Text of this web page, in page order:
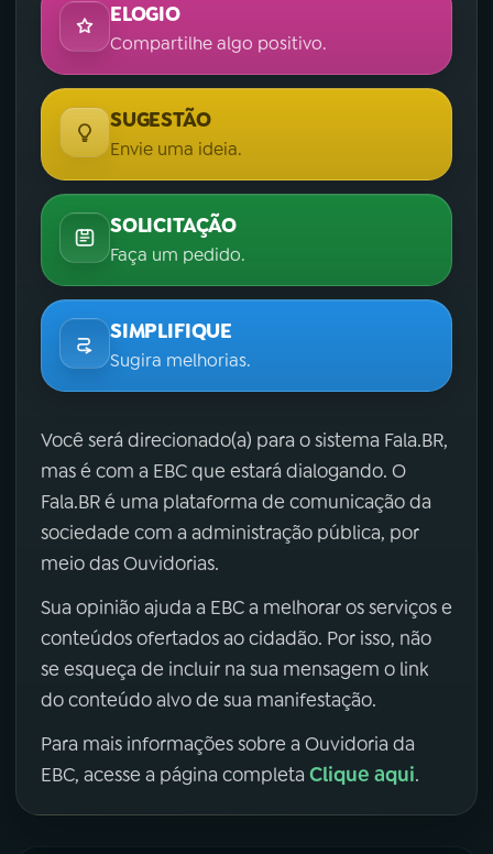
ELOGIO
Compartilhe algo positivo.
SUGESTÃO
Envie uma ideia.
SOLICITAÇÃO
Faça um pedido.
SIMPLIFIQUE
Sugira melhorias.
Você será direcionado(a) para o sistema Fala.BR,
mas é com a EBC que estará dialogando. O
Fala.BR é uma plataforma de comunicação da
sociedade com a administração pública, por
meio das Ouvidorias.
Sua opinião ajuda a EBC a melhorar os serviços e
conteúdos ofertados ao cidadão. Por isso, não
se esqueça de incluir na sua mensagem o link
do conteúdo alvo de sua manifestação.
Para mais informações sobre a Ouvidoria da
EBC, acesse a página completa Clique aqui.